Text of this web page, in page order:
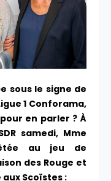
sous le signe de
1 Conforama,
en parler ? À
samedi, Mme
au jeu de
des Rouge et
Scoïstes :